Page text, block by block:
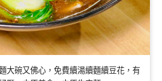
大碗又佛心，免費續湯續麵續豆花，有